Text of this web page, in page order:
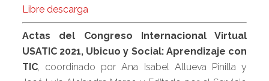
Libre descarga
Actas del Congreso Internacional Virtual
USATIC 2021, Ubicuo y Social: Aprendizaje con
TIC, coordinado por Ana Isabel Allueva Pinilla y